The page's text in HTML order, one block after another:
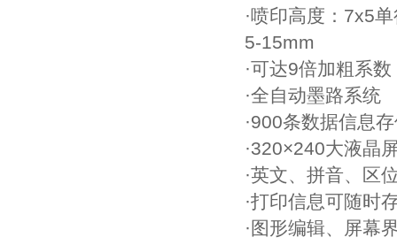
·喷印高度：7х5
5-15mm
·可达9倍加粗系
·全自动墨路系统
·900条数据信息
·320×240大液晶
·英文、拼音、区
·打印信息可随时
·图形编辑、屏幕